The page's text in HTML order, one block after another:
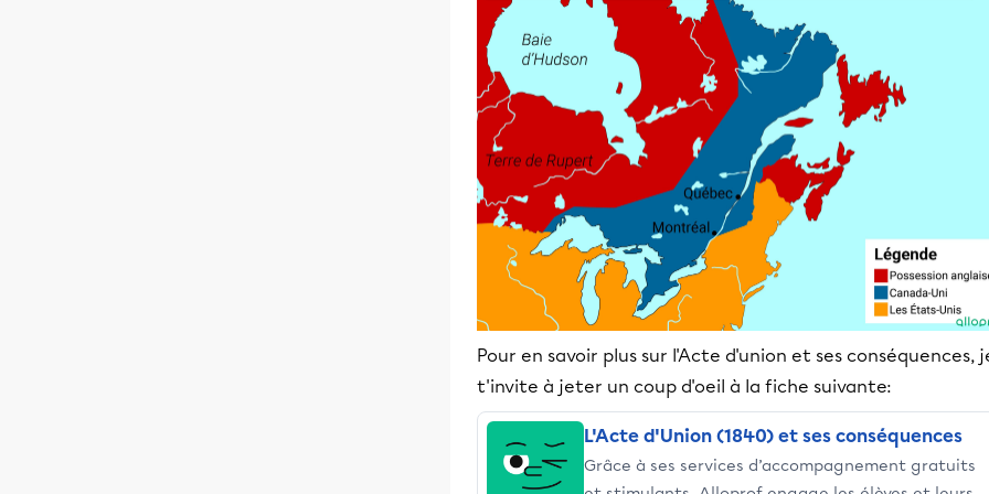
Pour en savoir plus sur l'Acte d'union et ses conséquences,
t'invite à jeter un coup d'oeil à la fiche suivante:
L'Acte d'Union (1840) et ses conséquences
Grâce à ses services d’accompagnement gratuits